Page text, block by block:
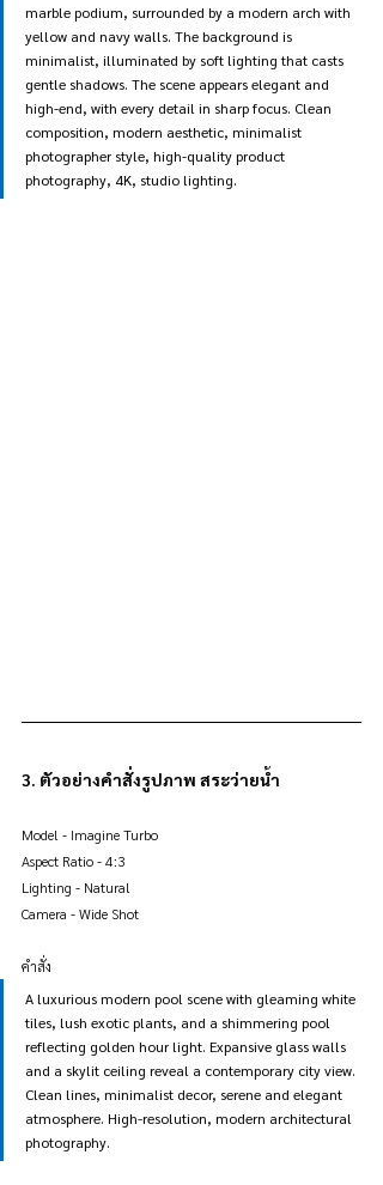
marble podium, surrounded by a modern arch with
yellow and navy walls. The background is
minimalist, illuminated by soft lighting that casts
gentle shadows. The scene appears elegant and
high-end, with every detail in sharp focus. Clean
composition, modern aesthetic, minimalist
photographer style, high-quality product
photography, 4K, studio lighting.
3. ตัวอย่างคำสั่งรูปภาพ สระว่ายน้ำ
Model - Imagine Turbo
Aspect Ratio - 4:3
Lighting - Natural
Camera - Wide Shot
คำสั่ง
A luxurious modern pool scene with gleaming white
tiles, lush exotic plants, and a shimmering pool
reflecting golden hour light. Expansive glass walls
and a skylit ceiling reveal a contemporary city view.
Clean lines, minimalist decor, serene and elegant
atmosphere. High-resolution, modern architectural
photography.